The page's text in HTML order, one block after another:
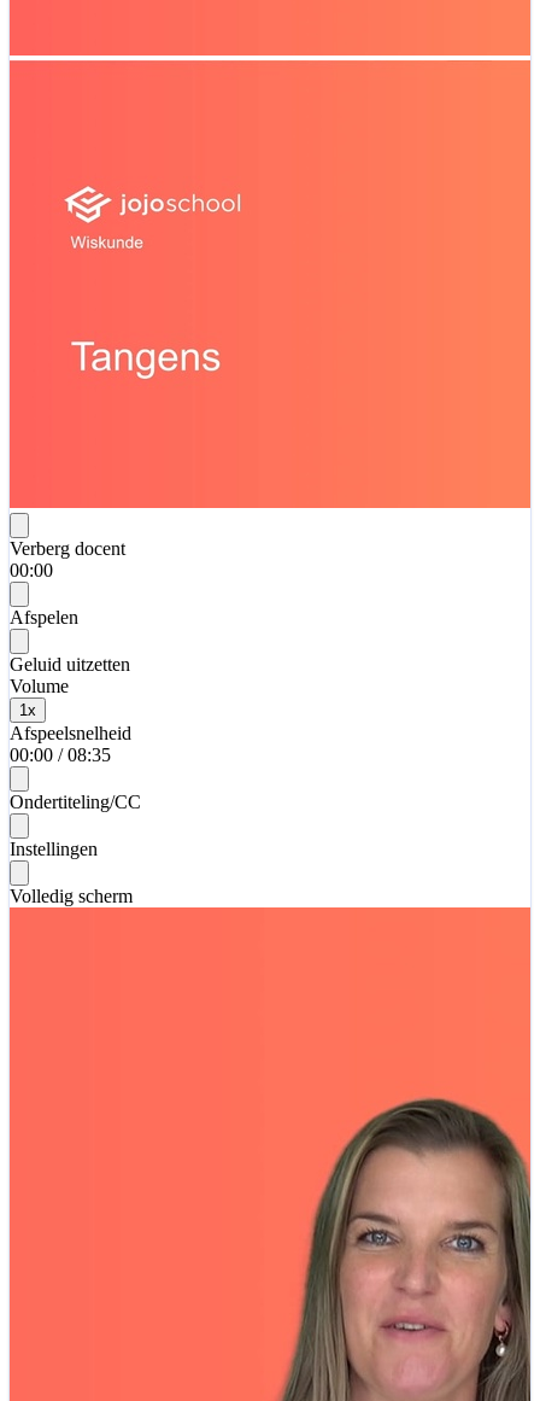
Verberg docent
00:00
Afspelen
Geluid uitzetten
Volume
1 x
Afspeelsnelheid
00:00 / 08:35
Ondertiteling/CC
Instellingen
Volledig scherm